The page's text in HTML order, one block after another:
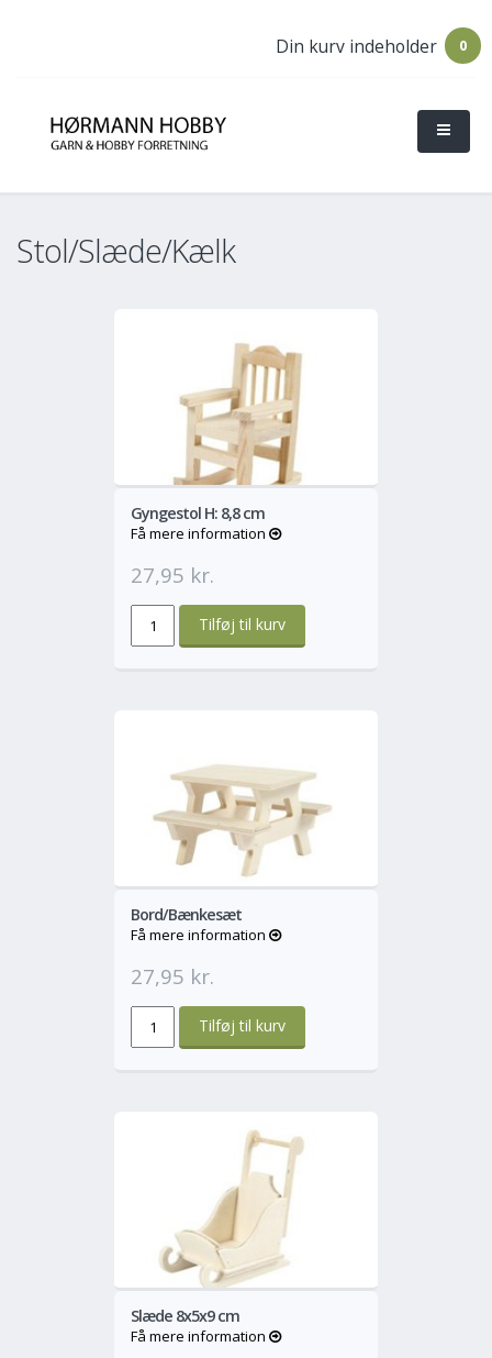
0
Din kurv indeholder
Stol/Slæde/Kælk
Gyngestol H: 8,8 cm
Få mere information
27,95 kr.
Mere
Bord/Bænkesæt
Få mere information
27,95 kr.
Slæde 8x5x9 cm
Få mere information